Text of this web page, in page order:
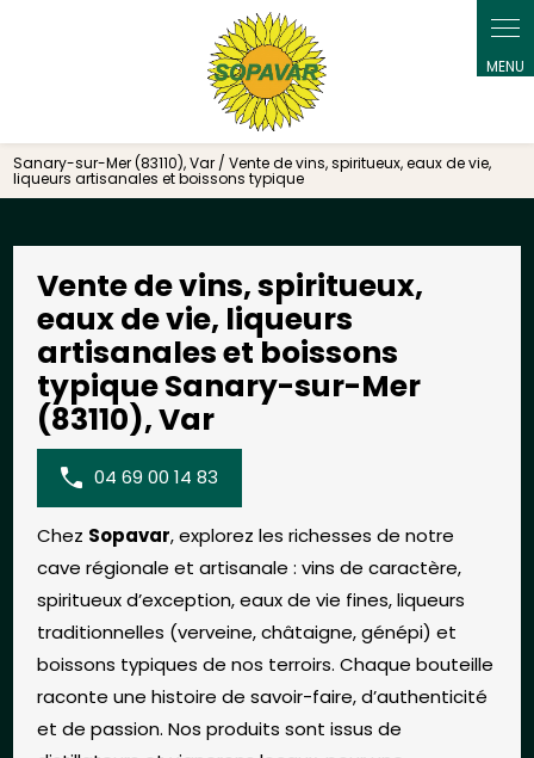
Sanary-sur-Mer (83110), Var / Vente de vins, spiritueux, eaux de vie,
liqueurs artisanales et boissons typique
Vente de vins, spiritueux,
eaux de vie, liqueurs
artisanales et boissons
typique Sanary-sur-Mer
(83110), Var
04 69 00 14 83
Chez Sopavar, explorez les richesses de notre
cave régionale et artisanale : vins de caractère,
spiritueux d’exception, eaux de vie fines, liqueurs
traditionnelles (verveine, châtaigne, génépi) et
boissons typiques de nos terroirs. Chaque bouteille
raconte une histoire de savoir-faire, d’authenticité
et de passion. Nos produits sont issus de
Panneau de gestion des cookies